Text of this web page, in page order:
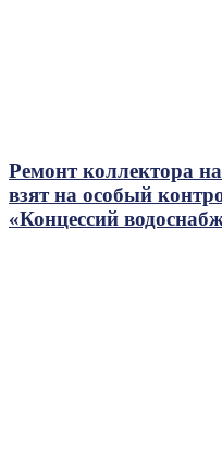
Ремонт коллектора
взят на особый
«Концессий